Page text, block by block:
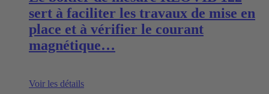
sert à faciliter les travaux de mise en
place et à vérifier le courant
magnétique…
Voir les détails